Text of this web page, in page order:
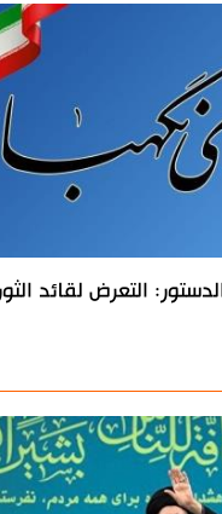
التعرض لقائد